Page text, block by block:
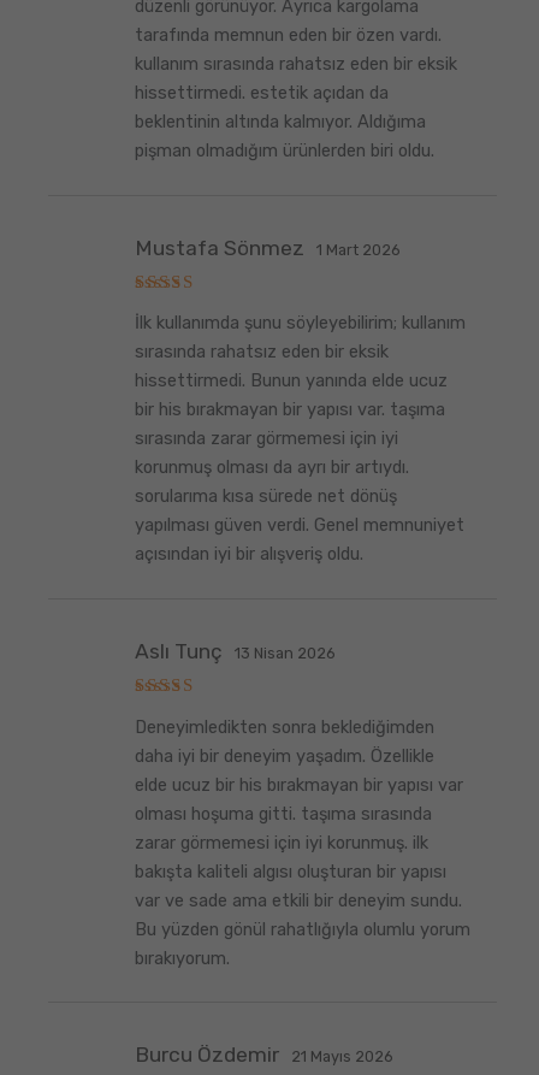
düzenli görünüyor. Ayrıca kargolama
tarafında memnun eden bir özen vardı.
kullanım sırasında rahatsız eden bir eksik
hissettirmedi. estetik açıdan da
beklentinin altında kalmıyor. Aldığıma
pişman olmadığım ürünlerden biri oldu.
üzerinden
oy aldı
Mustafa Sönmez 1 Mart 2026
İlk kullanımda şunu söyleyebilirim; kullanım
sırasında rahatsız eden bir eksik
hissettirmedi. Bunun yanında elde ucuz
bir his bırakmayan bir yapısı var. taşıma
sırasında zarar görmemesi için iyi
korunmuş olması da ayrı bir artıydı.
sorularıma kısa sürede net dönüş
yapılması güven verdi. Genel memnuniyet
açısından iyi bir alışveriş oldu.
üzerinden
5
oy aldı
Aslı Tunç 13 Nisan 2026
Deneyimledikten sonra beklediğimden
daha iyi bir deneyim yaşadım. Özellikle
elde ucuz bir his bırakmayan bir yapısı var
olması hoşuma gitti. taşıma sırasında
zarar görmemesi için iyi korunmuş. ilk
bakışta kaliteli algısı oluşturan bir yapısı
var ve sade ama etkili bir deneyim sundu.
Bu yüzden gönül rahatlığıyla olumlu yorum
bırakıyorum.
Burcu Özdemir 21 Mayıs 2026